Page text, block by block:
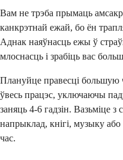
Вам не трэба прымаць
канкрэтнай ежай, бо ён
Аднак наяўнасць ежы ў
млоснасць і зрабіць вас
Плануйце правесці большую
ўвесь працэс, уключаючы
заняць 4-6 гадзін. Вазьміце з
напрыклад, кнігі, музыку
час.